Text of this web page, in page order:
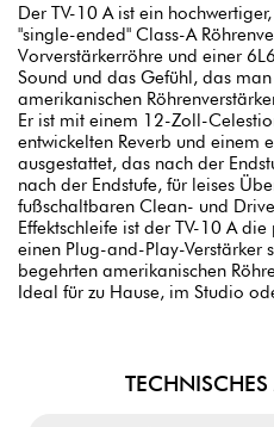
Der TV-10 A ist ein
"single-ended" Class-A
Vorverstärkerröhre und einer
Sound und das Gefühl, das
amerikanischen
Er ist mit einem 12-Zoll-
entwickelten Reverb und einem
ausgestattet, das nach der
nach der Endstufe, für leises
fußschaltbaren Clean- und
Effektschleife ist der TV-10 A
einen Plug-and-Play-Verstärker
begehrten amerikanischen
Ideal für zu Hause, im Studio
TECHNISCHES